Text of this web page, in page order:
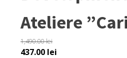
Ateliere
1,490.00lei
Original
437.00 lei